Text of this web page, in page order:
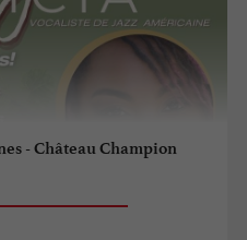
- Château Champion